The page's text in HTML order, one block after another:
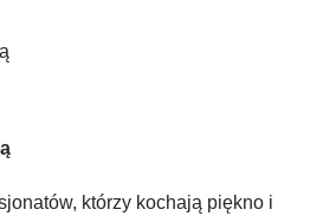
którzy kochają piękno i